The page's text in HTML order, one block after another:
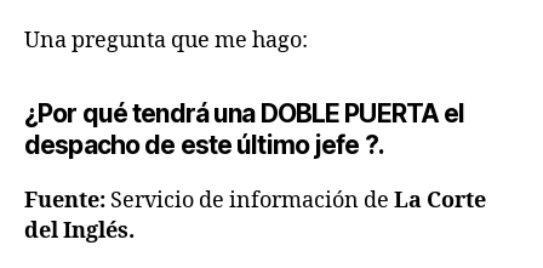
Una pregunta que me hago:
¿Por qué tendrá una DOBLE PUERTA el
despacho de este último jefe ?.
Fuente: Servicio de información de La Corte
del Inglés.